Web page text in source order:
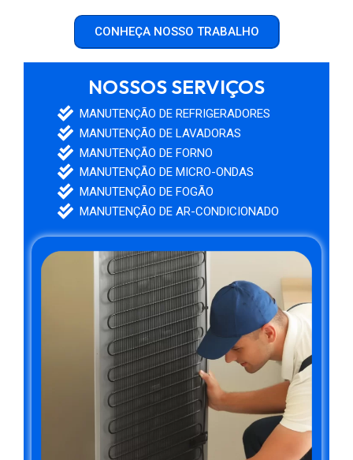
CONHEÇA NOSSO TRABALHO
NOSSOS SERVIÇOS
MANUTENÇÃO DE REFRIGERADORES
MANUTENÇÃO DE LAVADORAS
MANUTENÇÃO DE FORNO
MANUTENÇÃO DE MICRO-ONDAS
MANUTENÇÃO DE FOGÃO
MANUTENÇÃO DE AR-CONDICIONADO